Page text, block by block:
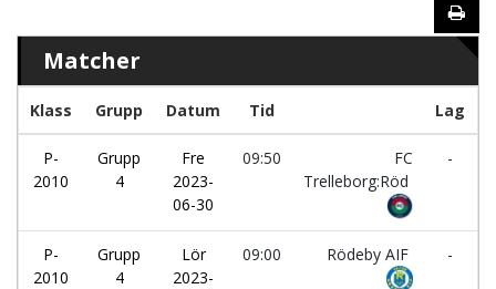
Matcher
Klass Grupp Datum Tid Lag
P-
2010
Grupp
4
Fre
2023-
06-30
09:50
FC
Trelleborg:Röd
-
P-
2010
Grupp
4
Lör
2023-
09:00 Rödeby AIF
-